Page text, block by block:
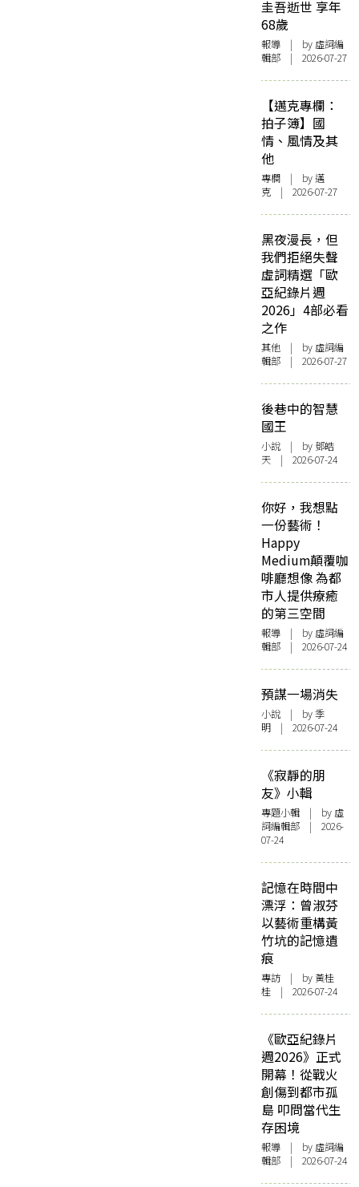
圭吾逝世 享年
68歲
報導 | by 虛詞編
輯部 | 2026-07-27
【邁克專欄：
拍子簿】國
情、風情及其
他
專欄 | by邁
克 | 2026-07-27
黑夜漫長，但
我們拒絕失聲
虛詞精選「歐
亞紀錄片週
2026」4部必看
之作
其他 | by 虛詞編
輯部 | 2026-07-27
後巷中的智慧
國王
小說 | by 鄧皓
天 | 2026-07-24
你好，我想點
一份藝術！
Happy
Medium顛覆咖
啡廳想像 為都
市人提供療癒
的第三空間
報導 | by 虛詞編
輯部 | 2026-07-24
預謀一場消失
小說 | by 季
明 | 2026-07-24
《寂靜的朋
友》小輯
專題小輯 | by 虛
詞編輯部 | 2026-
07-24
記憶在時間中
漂浮：曾淑芬
以藝術重構黃
竹坑的記憶遺
痕
專訪 | by 黃桂
桂 | 2026-07-24
《歐亞紀錄片
週2026》正式
開幕！從戰火
創傷到都市孤
島 叩問當代生
存困境
報導 | by 虛詞編
輯部 | 2026-07-24